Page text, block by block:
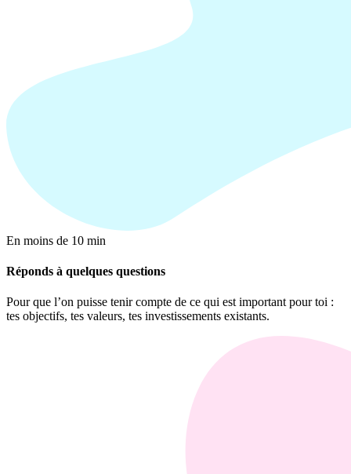
En moins de 10 min
Réponds à quelques questions
Pour que l’on puisse tenir compte de ce qui est important pour toi :
tes objectifs, tes valeurs, tes investissements existants.